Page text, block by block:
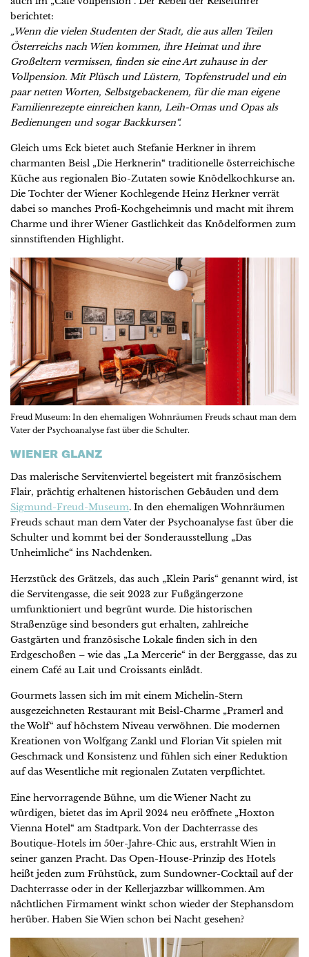
berichtet:
„Wenn die vielen Studenten der Stadt, die aus allen Teilen
Österreichs nach Wien kommen, ihre Heimat und ihre
Großeltern vermissen, finden sie eine Art zuhause in der
Vollpension. Mit Plüsch und Lüstern, Topfenstrudel und ein
paar netten Worten, Selbstgebackenem, für die man eigene
Familienrezepte einreichen kann, Leih-Omas und Opas als
Bedienungen und sogar Backkursen“.
Gleich ums Eck bietet auch Stefanie Herkner in ihrem
charmanten Beisl „Die Herknerin“ traditionelle österreichische
Küche aus regionalen Bio-Zutaten sowie Knödelkochkurse an.
Die Tochter der Wiener Kochlegende Heinz Herkner verrät
dabei so manches Profi-Kochgeheimnis und macht mit ihrem
Charme und ihrer Wiener Gastlichkeit das Knödelformen zum
sinnstiftenden Highlight.
Freud Museum: In den ehemaligen Wohnräumen Freuds schaut man dem
Vater der Psychoanalyse fast über die Schulter.
WIENER GLANZ
Das malerische Servitenviertel begeistert mit französischem
Flair, prächtig erhaltenen historischen Gebäuden und dem
Sigmund-Freud-Museum. In den ehemaligen Wohnräumen
Freuds schaut man dem Vater der Psychoanalyse fast über die
Schulter und kommt bei der Sonderausstellung „Das
Unheimliche“ ins Nachdenken.
Herzstück des Grätzels, das auch „Klein Paris“ genannt wird, ist
die Servitengasse, die seit 2023 zur Fußgängerzone
umfunktioniert und begrünt wurde. Die historischen
Straßenzüge sind besonders gut erhalten, zahlreiche
Gastgärten und französische Lokale finden sich in den
Erdgeschoßen – wie das „La Mercerie“ in der Berggasse, das zu
einem Café au Lait und Croissants einlädt.
Gourmets lassen sich im mit einem Michelin-Stern
ausgezeichneten Restaurant mit Beisl-Charme „Pramerl and
the Wolf“ auf höchstem Niveau verwöhnen. Die modernen
Kreationen von Wolfgang Zankl und Florian Vit spielen mit
Geschmack und Konsistenz und fühlen sich einer Reduktion
auf das Wesentliche mit regionalen Zutaten verpflichtet.
Eine hervorragende Bühne, um die Wiener Nacht zu
würdigen, bietet das im April 2024 neu eröffnete „Hoxton
Vienna Hotel“ am Stadtpark. Von der Dachterrasse des
Boutique-Hotels im 50er-Jahre-Chic aus, erstrahlt Wien in
seiner ganzen Pracht. Das Open-House-Prinzip des Hotels
heißt jeden zum Frühstück, zum Sundowner-Cocktail auf der
Dachterrasse oder in der Kellerjazzbar willkommen. Am
nächtlichen Firmament winkt schon wieder der Stephansdom
herüber. Haben Sie Wien schon bei Nacht gesehen?